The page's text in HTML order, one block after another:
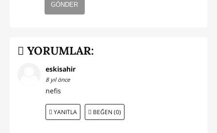
GÖNDER
YORUMLAR:
eskisahir
8 yıl önce
nefis
YANITLA BEĞEN (0)